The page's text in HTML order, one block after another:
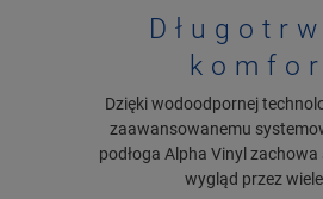
Dzięki wodoodpornej
zaawansowanemu
podłoga Alpha Vinyl
wygląd przez